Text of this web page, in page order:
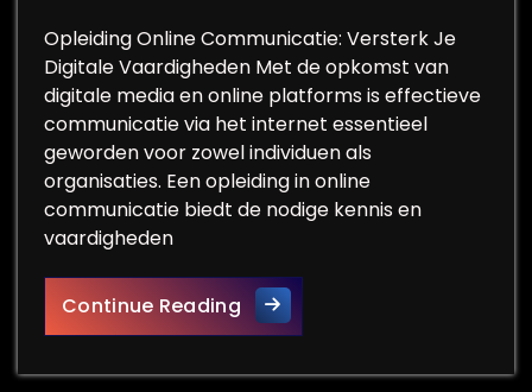
Opleiding Online Communicatie: Versterk Je
Digitale Vaardigheden Met de opkomst van
digitale media en online platforms is effectieve
communicatie via het internet essentieel
geworden voor zowel individuen als
organisaties. Een opleiding in online
communicatie biedt de nodige kennis en
vaardigheden
Continue ReadingVersterk Jouw Digitale